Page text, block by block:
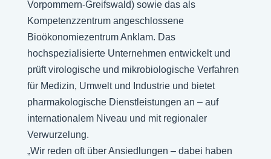
Vorpommern-Greifswald) sowie das als
Kompetenzzentrum angeschlossene
Bioökonomiezentrum Anklam. Das
hochspezialisierte Unternehmen entwickelt und
prüft virologische und mikrobiologische Verfahren
für Medizin, Umwelt und Industrie und bietet
pharmakologische Dienstleistungen an – auf
internationalem Niveau und mit regionaler
Verwurzelung.
„Wir reden oft über Ansiedlungen – dabei haben